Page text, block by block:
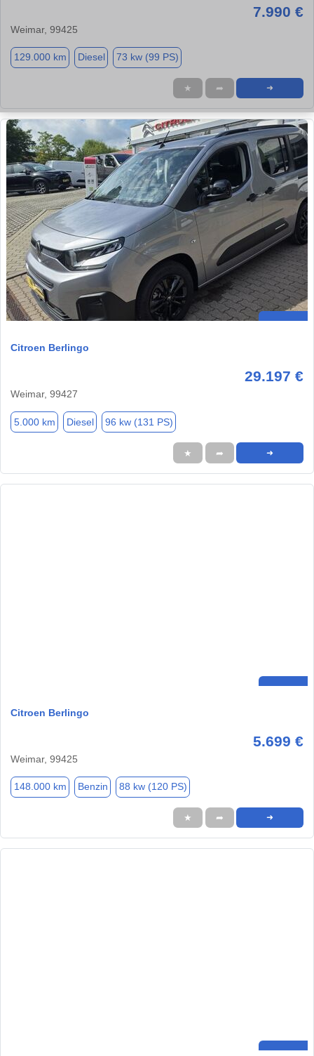
7.990 €
Weimar, 99425
129.000 km Diesel 73 kw (99 PS)
★ ➦ ➜
Citroen Berlingo
29.197 €
Weimar, 99427
5.000 km Diesel 96 kw (131 PS)
★ ➦ ➜
Citroen Berlingo
5.699 €
Weimar, 99425
148.000 km Benzin 88 kw (120 PS)
★ ➦ ➜